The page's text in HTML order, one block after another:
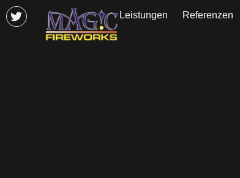
Leistungen Referenzen